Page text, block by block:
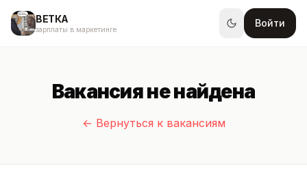
ВЕТКА
зарплаты в маркетинге
Войти
Вакансия не найдена
← Вернуться к вакансиям